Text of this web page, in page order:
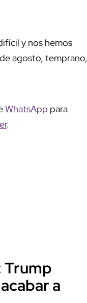
y nos hemos
agosto, temprano,
WhatsApp para
.
Trump
a